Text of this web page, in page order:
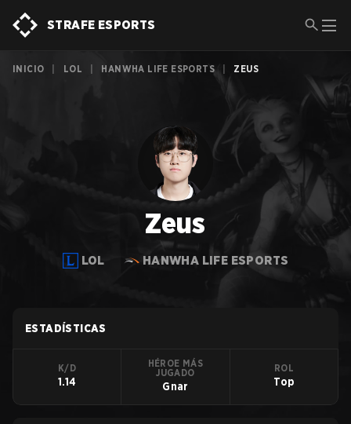
STRAFE ESPORTS
INICIO LOL HANWHA LIFE ESPORTS ZEUS
Zeus
LOL HANWHA LIFE ESPORTS
ESTADÍSTICAS
K/D
1.14
HÉROE MÁS
JUGADO
Gnar
ROL
Top